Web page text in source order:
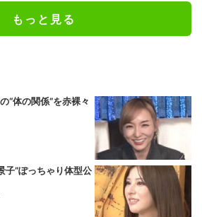
もっと見る
“体の関係”を赤裸々
子”ぽっちゃり体型公